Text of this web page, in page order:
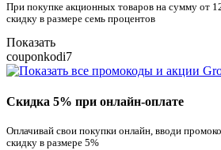
При покупке акционных товаров на сумму от
скидку в размере семь процентов
Показать
couponkodi7
Скидка 5% при онлайн-оплате
Оплачивай свои покупки онлайн, вводи
скидку в размере 5%